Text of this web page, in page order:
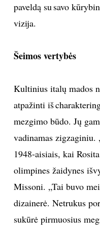
ORAI
KNYGOS
INTERJERAS
NAMAI
VIRTUVĖ
RECEPTAI
paveldą su savo
vizija.
Šeimos vertybės
Kultinius italų mados
atpažinti iš
mezgimo būdo. Jų
vadinamas
1948-aisiais, kai
olimpines žaidynes
Missoni. „Tai buvo
dizainerė. Netrukus
sukūrė pirmuosius